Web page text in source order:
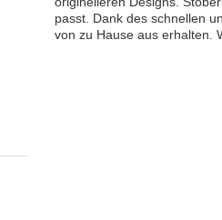
passt. Dank des schnellen
von zu Hause aus erhalten.